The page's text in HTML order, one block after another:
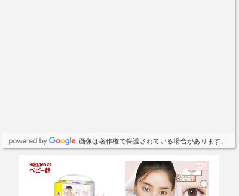
画像は著作権で保護されている場合があります。